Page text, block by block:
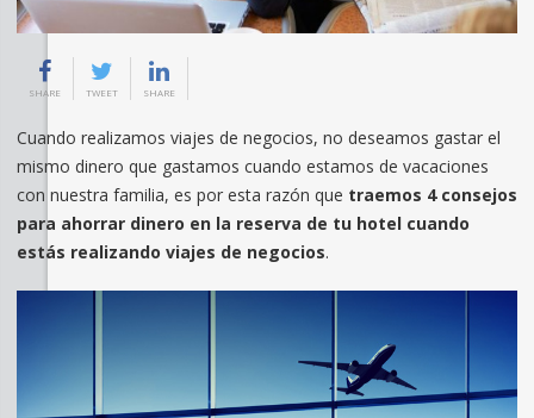
SHARE TWEET SHARE
Cuando realizamos viajes de negocios, no deseamos gastar el
mismo dinero que gastamos cuando estamos de vacaciones
con nuestra familia, es por esta razón que traemos 4 consejos
para ahorrar dinero en la reserva de tu hotel cuando
estás realizando viajes de negocios.